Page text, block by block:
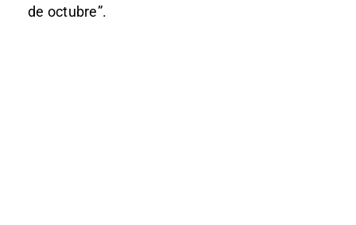
de octubre”.